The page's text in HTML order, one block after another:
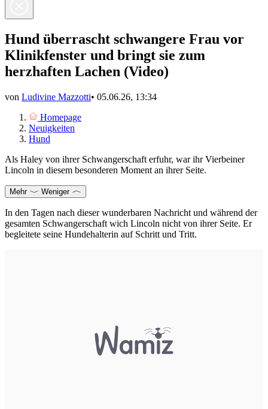
Hund überrascht schwangere Frau vor
Klinikfenster und bringt sie zum
herzhaften Lachen (Video)
von Ludivine Mazzotti• 05.06.26, 13:34
Homepage
Neuigkeiten
Hund
Als Haley von ihrer Schwangerschaft erfuhr, war ihr Vierbeiner
Lincoln in diesem besonderen Moment an ihrer Seite.
Mehr Weniger
In den Tagen nach dieser wunderbaren Nachricht und während der
gesamten Schwangerschaft wich Lincoln nicht von ihrer Seite. Er
begleitete seine Hundehalterin auf Schritt und Tritt.